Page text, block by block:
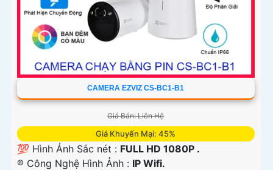
CAMERA EZVIZ CS-BC1-B1
Giá Bán: Liên Hệ
Giá Khuyến Mại: 45%
💯 Hình Ảnh Sắc nét : FULL HD 1080P .
®️ Công Nghệ Hình Ảnh : IP Wifi.